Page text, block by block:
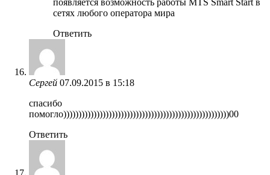
сетях любого оператора мира
Ответить
Сергей 07.09.2015 в 15:18
спасибо
помогло)))))))))))))))))))))))))))))))))))))))))))))))))))))))00
Ответить